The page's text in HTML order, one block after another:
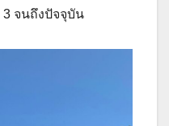
จนถึงปัจจุบัน